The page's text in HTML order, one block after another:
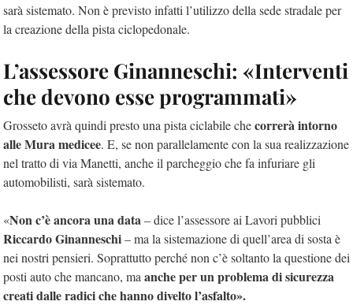
sarà sistemato. Non è previsto infatti l’utilizzo della sede stradale per
la creazione della pista ciclopedonale.
L’assessore Ginanneschi: «Interventi
che devono esse programmati»
Grosseto avrà quindi presto una pista ciclabile checorrerà intorno
alle Mura medicee. E, se non parallelamente con la sua realizzazione
nel tratto di via Manetti, anche il parcheggio che fa infuriare gli
automobilisti, sarà sistemato.
«Non c’è ancora una data– dice l’assessore ai Lavori pubblici
Riccardo Ginanneschi– ma la sistemazione di quell’area di sosta è
nei nostri pensieri. Soprattutto perché non c’è soltanto la questione dei
posti auto che mancano, ma anche per un problema di sicurezza
creati dalle radici che hanno divelto l’asfalto».